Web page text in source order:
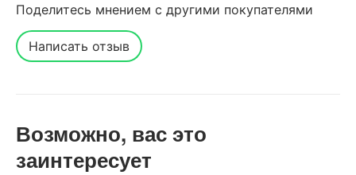
Поделитесь мнением с другими покупателями
Написать отзыв
Возможно, вас это
заинтересует